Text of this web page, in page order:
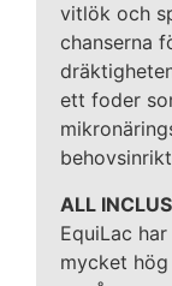
vitlök och
chanserna
ett foder
ALL
EquiLac
mycket